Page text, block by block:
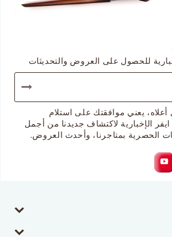
للحصول على العروض والتحديثات
يعني موافقتك على استلام
الإخبارية لاكتشاف جديدنا من أجمل
الحصرية بمتاجرنا، وأحدث العروض.